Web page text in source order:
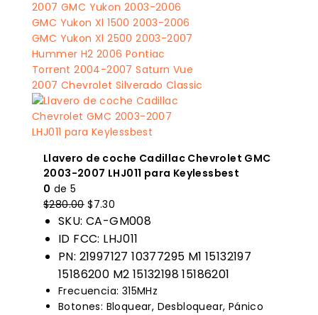
Llavero de coche Cadillac Chevrolet GMC
2003-2007 LHJ011 para Keylessbest
0 de 5
$280.00 El
precio
original
era:
$280.00.
$7.30
precio
actual
es:
$7.30.
SKU: CA-GM008
ID FCC: LHJ011
PN: 21997127 10377295 M1 15132197
15186200 M2 15132198 15186201
Frecuencia: 315MHz
Botones: Bloquear, Desbloquear, Pánico